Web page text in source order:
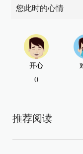
您此时的心情
开心
0
推荐阅读